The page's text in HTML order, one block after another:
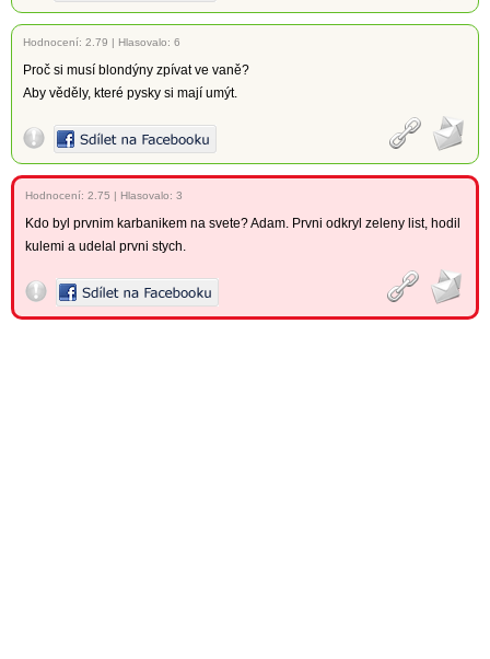
Hodnocení: 2.79 | Hlasovalo: 6
Proč si musí blondýny zpívat ve vaně?
Aby věděly, které pysky si mají umýt.
Hodnocení: 2.75 | Hlasovalo: 3
Kdo byl prvnim karbanikem na svete? Adam. Prvni odkryl zeleny list, hodil
kulemi a udelal prvni stych.